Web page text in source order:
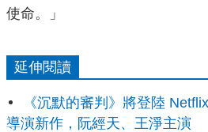
使命。」
延伸閱讀
《沉默的審判》將登陸
導演新作，阮經天、王淨主演